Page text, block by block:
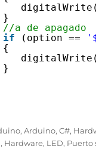
}
//a de apagado
if
(option ==
{
}
,Arduino,C#,
, Hardware, LED, Puerto